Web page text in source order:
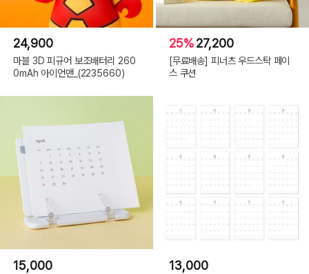
24,900
마블 3D 피규어 보조배터리 260
0mAh 아이언맨_(2235660)
25%27,200
[무료배송] 피너츠 우드스탁 페이
스 쿠션
15,000 13,000